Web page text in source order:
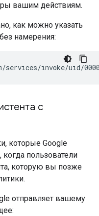
вашим действиям.
как можно указать
намерения:
с
которые Google
пользователи
которую вы позже
отправляет вашему